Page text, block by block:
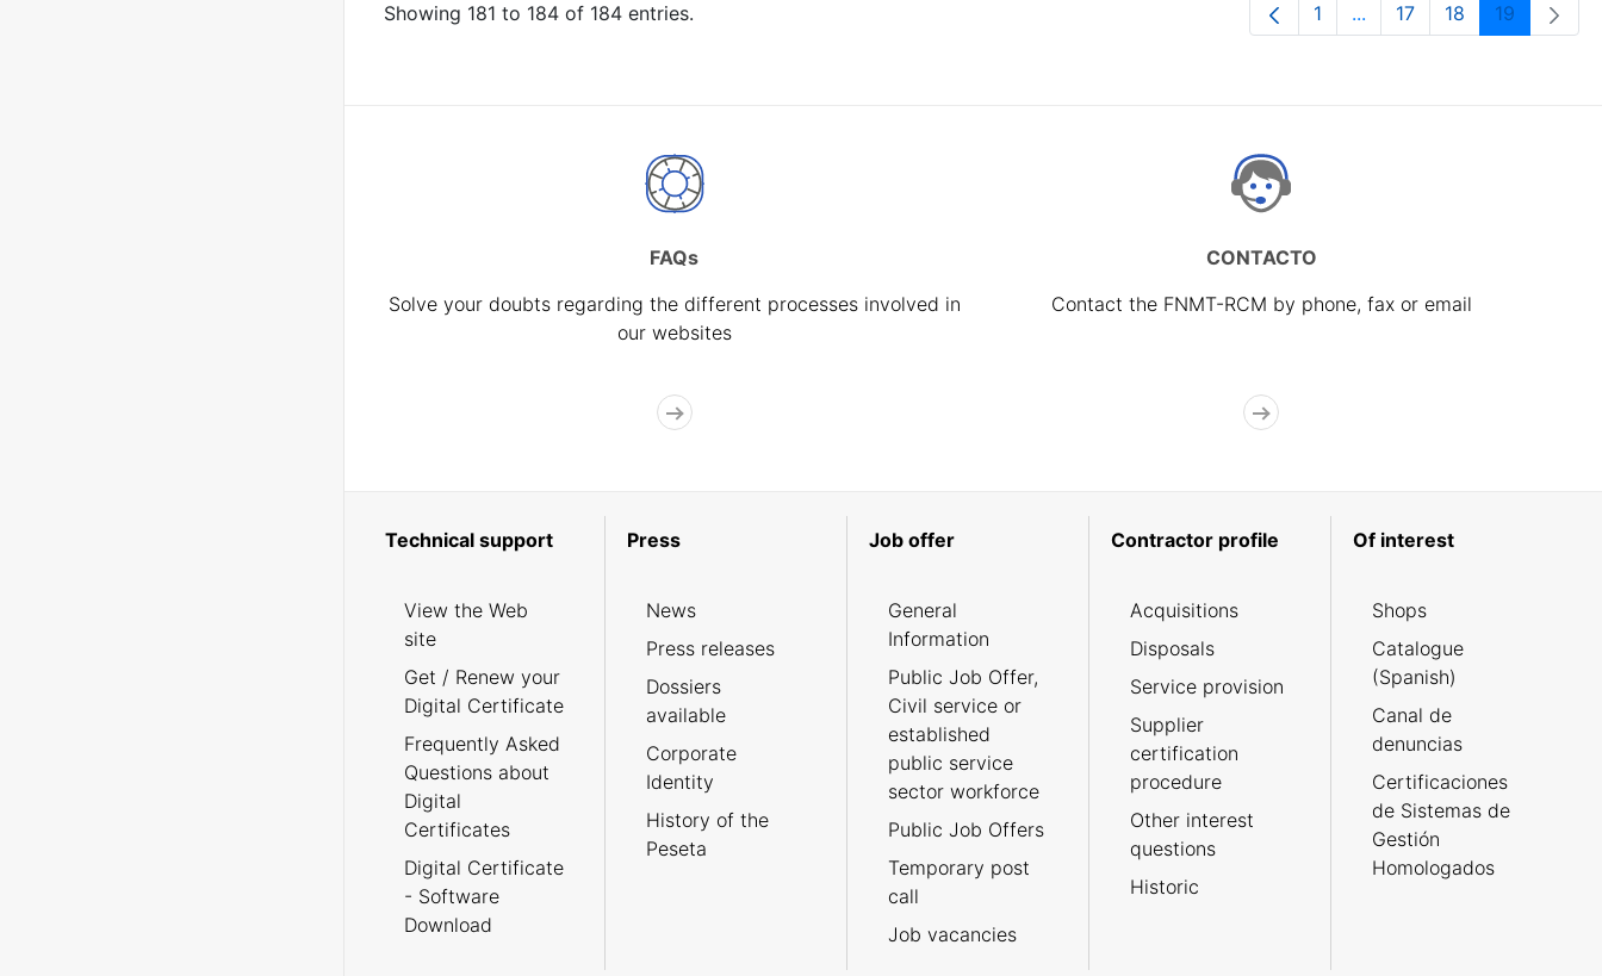
Showing 181 to 184 of 184 entries. Page
1 ...Intermediate Pages Use
Page
17 Page
18 Page
19
FAQs
Solve your doubts regarding the different processes involved in
our websites
CONTACTO
Contact the FNMT-RCM by phone, fax or email
Technical support
View the Web
site
Get / Renew your
Digital Certificate
Frequently Asked
Questions about
Digital
Certificates
Digital Certificate
- Software
Download
Press
News
Press releases
Dossiers
available
Corporate
Identity
History of the
Peseta
Job offer
General
Information
Public Job Offer,
Civil service or
established
public service
sector workforce
Public Job Offers
Temporary post
call
Job vacancies
Contractor profile
Acquisitions
Disposals
Service provision
Supplier
certification
procedure
Other interest
questions
Historic
Of interest
Shops
Catalogue
(Spanish)
Canal de
denuncias
Certificaciones
de Sistemas de
Gestión
Homologados